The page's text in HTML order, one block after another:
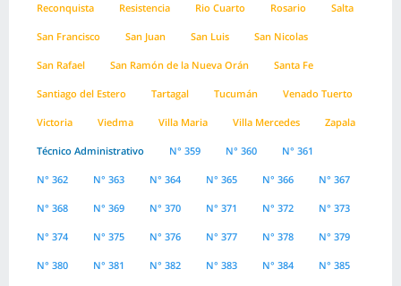
Reconquista Resistencia Rio Cuarto Rosario Salta
San Francisco San Juan San Luis San Nicolas
San Rafael San Ramón de la Nueva Orán Santa Fe
Santiago del Estero Tartagal Tucumán Venado Tuerto
Victoria Viedma Villa Maria Villa Mercedes Zapala
Técnico Administrativo N° 359 N° 360 N° 361
N° 362 N° 363 N° 364 N° 365 N° 366 N° 367
N° 368 N° 369 N° 370 N° 371 N° 372 N° 373
N° 374 N° 375 N° 376 N° 377 N° 378 N° 379
N° 380 N° 381 N° 382 N° 383 N° 384 N° 385